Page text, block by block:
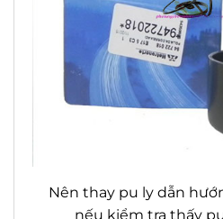
Nên thay pu ly dẫn
nếu kiểm tra thấy